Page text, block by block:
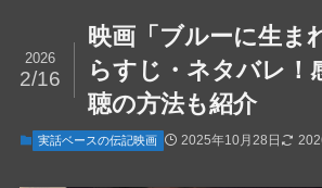
映画「ブルーに生ま
らすじ・ネタバレ！
聴の方法も紹介
2026
2/16
実話ベースの伝記映画 2025年10月28日